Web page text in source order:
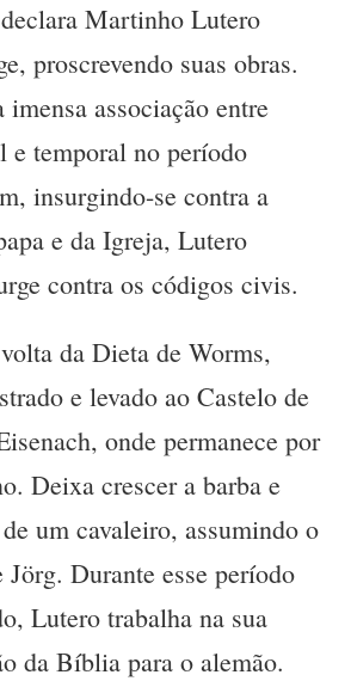
Martinho Lutero
proscrevendo suas obras.
imensa associação entre
e temporal no período
insurgindo-se contra a
e da Igreja, Lutero
contra os códigos civis.
da Dieta de Worms,
e levado ao Castelo de
onde permanece por
Deixa crescer a barba e
um cavaleiro, assumindo o
Jörg. Durante esse período
Lutero trabalha na sua
da Bíblia para o alemão.